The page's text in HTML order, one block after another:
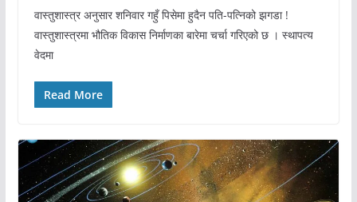
वास्तुशास्त्र अनुसार शनिवार गहुँ पिसेमा हुदैन पति-पत्निको झगडा !
वास्तुशास्त्रमा भौतिक विकास निर्माणका बारेमा चर्चा गरिएको छ । स्थापत्य
वेदमा
Read More